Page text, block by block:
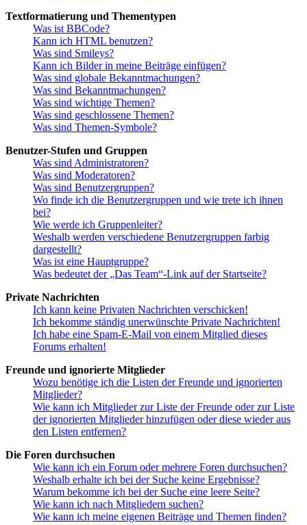
Textformatierung und Thementypen
Was ist BBCode?
Kann ich HTML benutzen?
Was sind Smileys?
Kann ich Bilder in meine Beiträge einfügen?
Was sind globale Bekanntmachungen?
Was sind Bekanntmachungen?
Was sind wichtige Themen?
Was sind geschlossene Themen?
Was sind Themen-Symbole?
Benutzer-Stufen und Gruppen
Was sind Administratoren?
Was sind Moderatoren?
Was sind Benutzergruppen?
Wo finde ich die Benutzergruppen und wie trete ich ihnen
bei?
Wie werde ich Gruppenleiter?
Weshalb werden verschiedene Benutzergruppen farbig
dargestellt?
Was ist eine Hauptgruppe?
Was bedeutet der „Das Team“-Link auf der Startseite?
Private Nachrichten
Ich kann keine Privaten Nachrichten verschicken!
Ich bekomme ständig unerwünschte Private Nachrichten!
Ich habe eine Spam-E-Mail von einem Mitglied dieses
Forums erhalten!
Freunde und ignorierte Mitglieder
Wozu benötige ich die Listen der Freunde und ignorierten
Mitglieder?
Wie kann ich Mitglieder zur Liste der Freunde oder zur Liste
der ignorierten Mitglieder hinzufügen oder diese wieder aus
den Listen entfernen?
Die Foren durchsuchen
Wie kann ich ein Forum oder mehrere Foren durchsuchen?
Weshalb erhalte ich bei der Suche keine Ergebnisse?
Warum bekomme ich bei der Suche eine leere Seite?
Wie kann ich nach Mitgliedern suchen?
Wie kann ich meine eigenen Beiträge und Themen finden?